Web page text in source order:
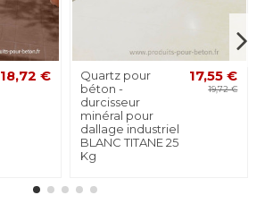
18,72 €
Quartz pour
béton -
durcisseur
minéral pour
dallage industriel
BLANC TITANE 25
Kg
17,55 €
19,72 €